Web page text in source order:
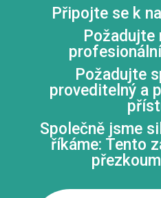
Připojte se k
Požadujte
Požadujte
proveditelný a
Společně jsme
říkáme: Tento